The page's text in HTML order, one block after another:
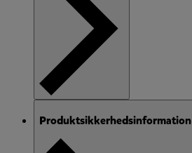
Produktsikkerhedsinformation